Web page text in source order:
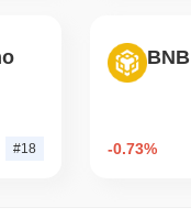
#18
BNB
-0.73%